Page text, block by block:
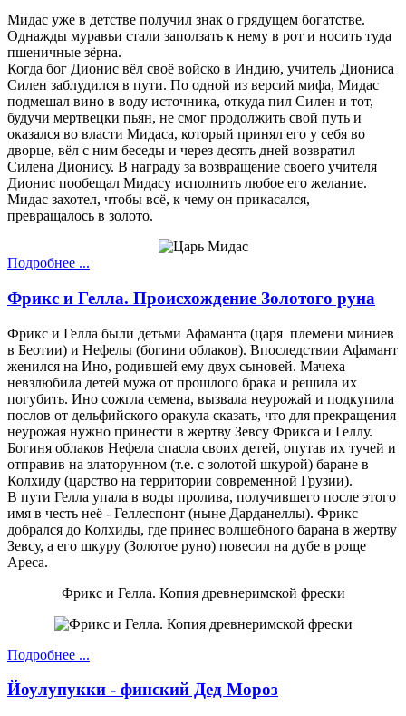
Мидас уже в детстве получил знак о грядущем богатстве.
Однажды муравьи стали заползать к нему в рот и носить туда
пшеничные зёрна.
Когда бог Дионис вёл своё войско в Индию, учитель Диониса
Силен заблудился в пути. По одной из версий мифа, Мидас
подмешал вино в воду источника, откуда пил Силен и тот,
будучи мертвецки пьян, не смог продолжить свой путь и
оказался во власти Мидаса, который принял его у себя во
дворце, вёл с ним беседы и через десять дней возвратил
Силена Дионису. В награду за возвращение своего учителя
Дионис пообещал Мидасу исполнить любое его желание.
Мидас захотел, чтобы всё, к чему он прикасался,
превращалось в золото.
Подробнее ...
Фрикс и Гелла. Происхождение Золотого руна
Фрикс и Гелла были детьми Афаманта (царя племени миниев
в Беотии) и Нефелы (богини облаков). Впоследствии Афамант
женился на Ино, родившей ему двух сыновей. Мачеха
невзлюбила детей мужа от прошлого брака и решила их
погубить. Ино сожгла семена, вызвала неурожай и подкупила
послов от дельфийского оракула сказать, что для прекращения
неурожая нужно принести в жертву Зевсу Фрикса и Геллу.
Богиня облаков Нефела спасла своих детей, опутав их тучей и
отправив на златорунном (т.е. с золотой шкурой) баране в
Колхиду (царство на территории современной Грузии).
В пути Гелла упала в воды пролива, получившего после этого
имя в честь неё - Геллеспонт (ныне Дарданеллы). Фрикс
добрался до Колхиды, где принес волшебного барана в жертву
Зевсу, а его шкуру (Золотое руно) повесил на дубе в роще
Ареса.
Фрикс и Гелла. Копия древнеримской фрески
Подробнее ...
Йоулупукки - финский Дед Мороз